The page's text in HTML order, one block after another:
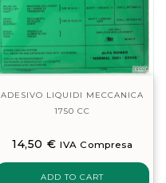
ADESIVO LIQUIDI MECCANICA
1750 CC
14,50 € IVA Compresa
ADD TO CART